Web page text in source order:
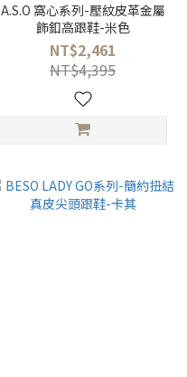
A.S.O 窩心系列-壓紋皮革金屬
飾釦高跟鞋-米色
NT$2,461
NT$4,395